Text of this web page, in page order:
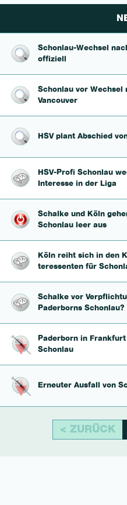
Schon­lau-Wechsel
offiziell
Schonlau vor Wechsel
Vancouver
HSV plant Abschied
HSV-Profi Schonlau
Interesse in der Liga
Schalke und Köln
Schonlau leer aus
Köln reiht sich in den
te­ressen­ten für
Schalke vor
Paderborns Schonlau?
Paderborn in Frankfurt
Schonlau
Erneuter Ausfall von
< ZURÜCK